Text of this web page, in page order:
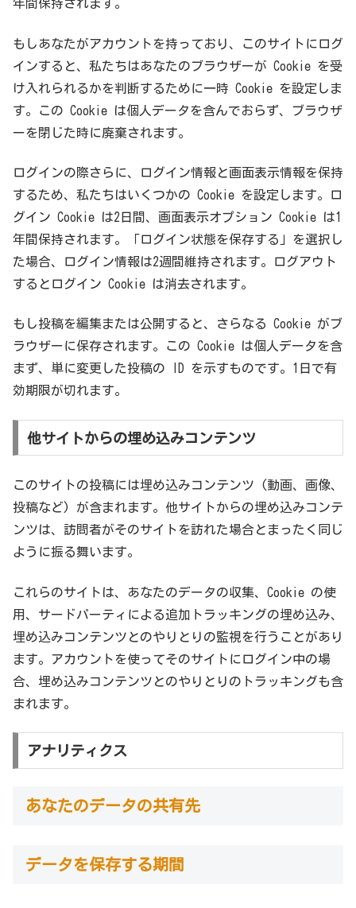
年間保持されます。
もしあなたがアカウントを持っており、このサイトにログ
インすると、私たちはあなたのブラウザーが Cookie を受
け入れられるかを判断するために一時 Cookie を設定しま
す。この Cookie は個人データを含んでおらず、ブラウザ
ーを閉じた時に廃棄されます。
ログインの際さらに、ログイン情報と画面表示情報を保持
するため、私たちはいくつかの Cookie を設定します。ロ
グイン Cookie は2日間、画面表示オプション Cookie は1
年間保持されます。「ログイン状態を保存する」を選択し
た場合、ログイン情報は2週間維持されます。ログアウト
するとログイン Cookie は消去されます。
もし投稿を編集または公開すると、さらなる Cookie がブ
ラウザーに保存されます。この Cookie は個人データを含
まず、単に変更した投稿の ID を示すものです。1日で有
効期限が切れます。
他サイトからの埋め込みコンテンツ
このサイトの投稿には埋め込みコンテンツ (動画、画像、
投稿など) が含まれます。他サイトからの埋め込みコンテ
ンツは、訪問者がそのサイトを訪れた場合とまったく同じ
ように振る舞います。
これらのサイトは、あなたのデータの収集、Cookie の使
用、サードパーティによる追加トラッキングの埋め込み、
埋め込みコンテンツとのやりとりの監視を行うことがあり
ます。アカウントを使ってそのサイトにログイン中の場
合、埋め込みコンテンツとのやりとりのトラッキングも含
まれます。
アナリティクス
あなたのデータの共有先
データを保存する期間